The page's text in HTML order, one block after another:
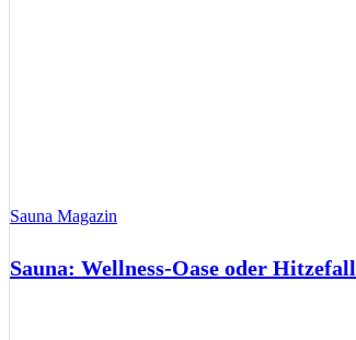
Sauna Magazin
Sauna: Wellness-Oase oder